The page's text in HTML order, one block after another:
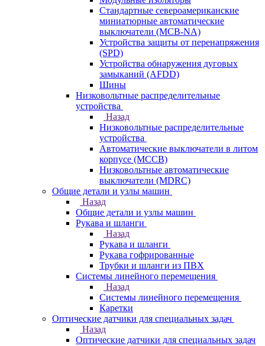
Стандартные североамериканские
миниатюрные автоматические
выключатели (MCB-NA)
Устройства защиты от перенапряжения
(SPD)
Устройства обнаружения дуговых
замыканий (AFDD)
Шины
Низковольтные распределительные
устройства
Назад
Низковольтные распределительные
устройства
Автоматические выключатели в литом
корпусе (MCCB)
Низковольтные автоматические
выключатели (MDRC)
Общие детали и узлы машин
Назад
Общие детали и узлы машин
Рукава и шланги
Назад
Рукава и шланги
Рукава гофрированные
Трубки и шланги из ПВХ
Системы линейного перемещения
Назад
Системы линейного перемещения
Каретки
Оптические датчики для специальных задач
Назад
Оптические датчики для специальных задач